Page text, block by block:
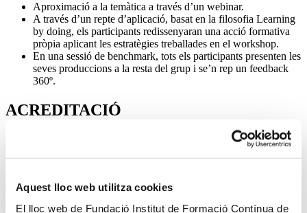
Aquest lloc web utilitza cookies
El lloc web de Fundació Institut de Formació Contínua de
Aproximació a la temàtica a través d’un webinar.
A través d’un repte d’aplicació, basat en la filosofia Learning
by doing, els participants redissenyaran una acció formativa
pròpia aplicant les estratègies treballades en el workshop.
En una sessió de benchmark, tots els participants presenten les
seves produccions a la resta del grup i se’n rep un feedback
360º.
ACREDITACIÓ
Certificat d’Extensió Universitari, equivalent a 8 crèdits
ECTS, expedit per l'Institut de Formació Contínua IL3-UB.
DIRIGIT A
En general, qualsevol persona que es dediqui a crear, impartir i